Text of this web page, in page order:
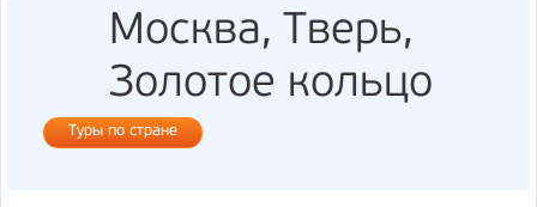
Москва, Тверь,
Золотое кольцо
Туры по стране